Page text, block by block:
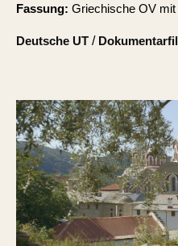
Fassung: Griechische OV mit
Deutsche UT /